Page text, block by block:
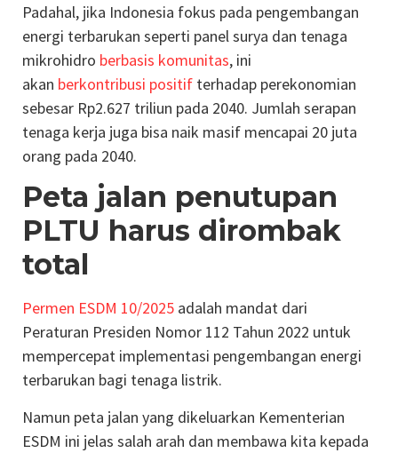
Padahal, jika Indonesia fokus pada pengembangan
energi terbarukan seperti panel surya dan tenaga
mikrohidro berbasis komunitas, ini
akan berkontribusi positif terhadap perekonomian
sebesar Rp2.627 triliun pada 2040. Jumlah serapan
tenaga kerja juga bisa naik masif mencapai 20 juta
orang pada 2040.
Peta jalan penutupan
PLTU harus dirombak
total
Permen ESDM 10/2025 adalah mandat dari
Peraturan Presiden Nomor 112 Tahun 2022 untuk
mempercepat implementasi pengembangan energi
terbarukan bagi tenaga listrik.
Namun peta jalan yang dikeluarkan Kementerian
ESDM ini jelas salah arah dan membawa kita kepada